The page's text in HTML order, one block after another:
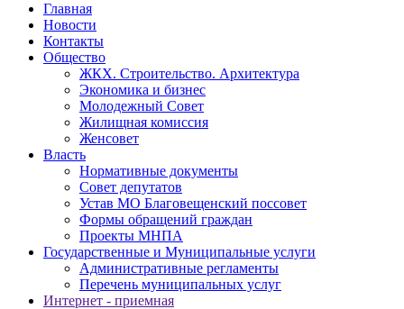
Главная
Новости
Контакты
Общество
ЖКХ. Строительство. Архитектура
Экономика и бизнес
Молодежный Совет
Жилищная комиссия
Женсовет
Власть
Нормативные документы
Совет депутатов
Устав МО Благовещенский поссовет
Формы обращений граждан
Проекты МНПА
Государственные и Муниципальные услуги
Административные регламенты
Перечень муниципальных услуг
Интернет - приемная